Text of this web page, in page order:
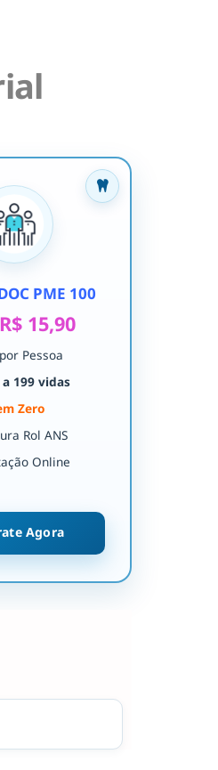
PME 100
R$ 15,90
Pessoa
a 199 vidas
Zero
Rol ANS
Online
Agora